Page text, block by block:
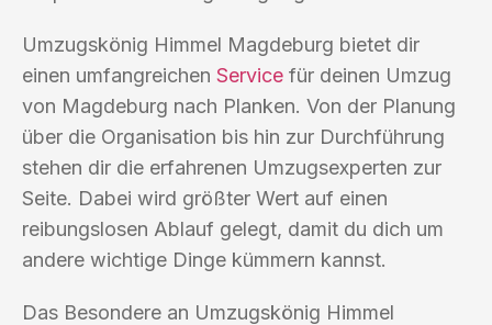
Umzugskönig Himmel Magdeburg bietet dir
einen umfangreichen Service für deinen Umzug
von Magdeburg nach Planken. Von der Planung
über die Organisation bis hin zur Durchführung
stehen dir die erfahrenen Umzugsexperten zur
Seite. Dabei wird größter Wert auf einen
reibungslosen Ablauf gelegt, damit du dich um
andere wichtige Dinge kümmern kannst.
Das Besondere an Umzugskönig Himmel